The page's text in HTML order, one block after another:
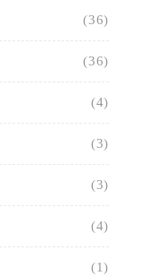
(36)
(36)
(4)
(3)
(3)
(4)
(1)